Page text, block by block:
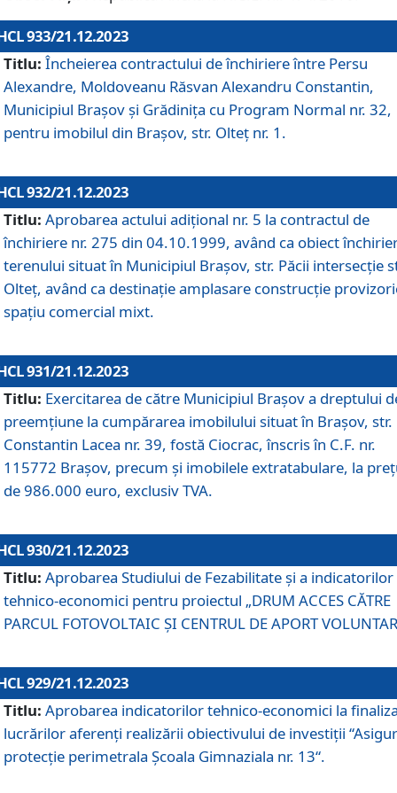
933/21.12.2023
Titlu: Încheierea contractului de închiriere între Persu
Alexandre, Moldoveanu Răsvan Alexandru Constantin,
Municipiul Braşov şi Grădinița cu Program Normal nr. 32,
pentru imobilul din Brașov, str. Olteț nr. 1.
932/21.12.2023
Titlu: Aprobarea actului adițional nr. 5 la contractul de
închiriere nr. 275 din 04.10.1999, având ca obiect
terenului situat în Municipiul Brașov, str. Păcii intersecție
Olteț, având ca destinație amplasare construcție
spațiu comercial mixt.
931/21.12.2023
Titlu: Exercitarea de către Municipiul Brașov a dreptului
preemțiune la cumpărarea imobilului situat în Brașov, str.
Constantin Lacea nr. 39, fostă Ciocrac, înscris în C.F. nr.
115772 Brașov, precum și imobilele extratabulare, la
de 986.000 euro, exclusiv TVA.
930/21.12.2023
Titlu: Aprobarea Studiului de Fezabilitate și a indicatorilor
tehnico-economici pentru proiectul „DRUM ACCES CĂTRE
PARCUL FOTOVOLTAIC ȘI CENTRUL DE APORT
929/21.12.2023
Titlu: Aprobarea indicatorilor tehnico-economici la
lucrărilor aferenți realizării obiectivului de investiții
protecție perimetrala Școala Gimnaziala nr. 13“.